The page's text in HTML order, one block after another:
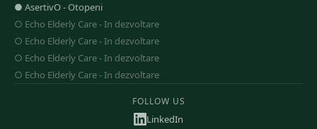
● AsertivO-Otopeni
○ Echo Elderly Care-In dezvoltare
○ Echo Elderly Care-In dezvoltare
○ Echo Elderly Care-In dezvoltare
○ Echo Elderly Care-In dezvoltare
FOLLOW US
LinkedIn